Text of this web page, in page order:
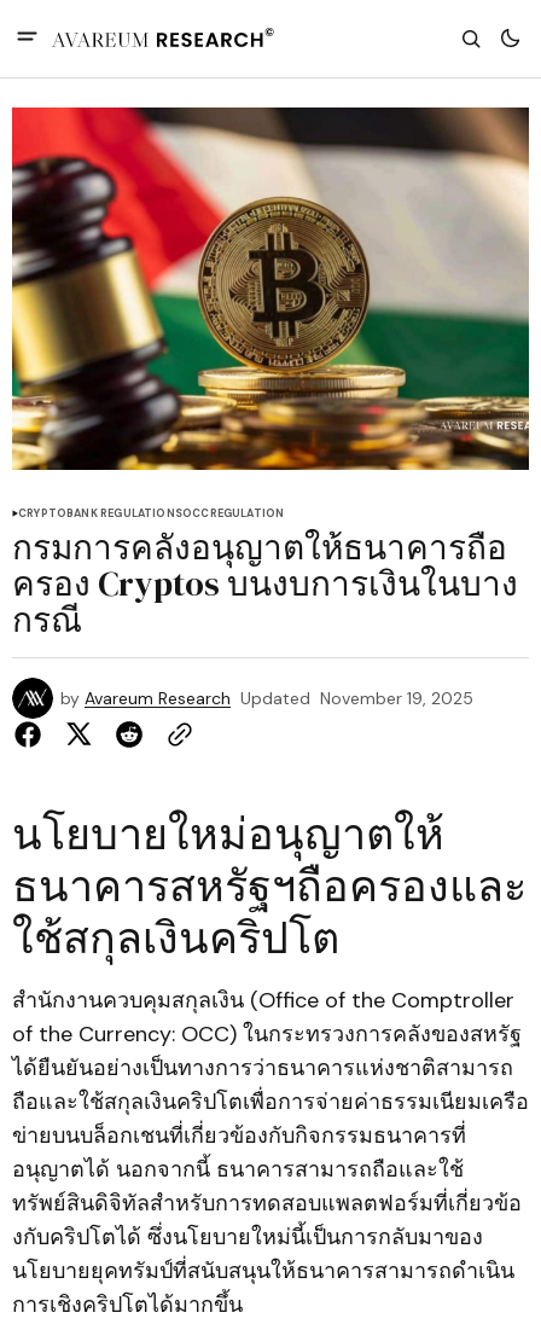
CRYPTOBANK REGULATIONSOCCREGULATION
กรมการคลังอนุญาตให้ธนาคารถือ
ครอง Cryptos บนงบการเงินในบาง
กรณี
by Avareum Research Updated November 19, 2025
นโยบายใหม่อนุญาตให้
ธนาคารสหรัฐฯถือครองและ
ใช้สกุลเงินคริปโต
สำนักงานควบคุมสกุลเงิน (Office of the Comptroller
of the Currency: OCC) ในกระทรวงการคลังของสหรัฐ
ได้ยืนยันอย่างเป็นทางการว่าธนาคารแห่งชาติสามารถ
ถือและใช้สกุลเงินคริปโตเพื่อการจ่ายค่าธรรมเนียมเครือ
ข่ายบนบล็อกเชนที่เกี่ยวข้องกับกิจกรรมธนาคารที่
อนุญาตได้ นอกจากนี้ ธนาคารสามารถถือและใช้
ทรัพย์สินดิจิทัลสำหรับการทดสอบแพลตฟอร์มที่เกี่ยวข้อ
งกับคริปโตได้ ซึ่งนโยบายใหม่นี้เป็นการกลับมาของ
นโยบายยุคทรัมป์ที่สนับสนุนให้ธนาคารสามารถดำเนิน
การเชิงคริปโตได้มากขึ้น